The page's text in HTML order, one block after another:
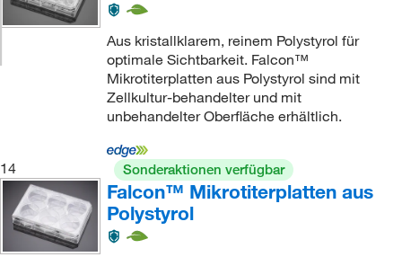
Aus kristallklarem, reinem Polystyrol für
optimale Sichtbarkeit. Falcon™
Mikrotiterplatten aus Polystyrol sind mit
Zellkultur-behandelter und mit
unbehandelter Oberfläche erhältlich.
14 Sonderaktionen verfügbar
Falcon™ Mikrotiterplatten aus
Polystyrol